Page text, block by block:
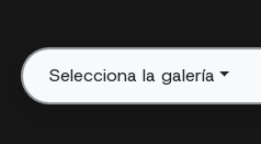
Selecciona la galería